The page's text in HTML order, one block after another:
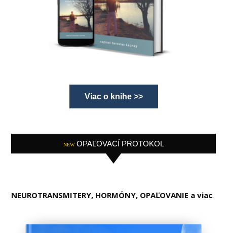
Viac o knihe >>
NEW OPAĽOVACÍ PROTOKOL
NEUROTRANSMITERY, HORMÓNY, OPAĽOVANIE a viac.